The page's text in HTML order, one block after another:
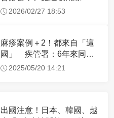
動地點曝光
2026/02/27 18:53
麻疹案例＋2！都來自「這
國」 疾管署：6年來同期
最高2025/05/20 14:21
出國注意！日本、韓國、越